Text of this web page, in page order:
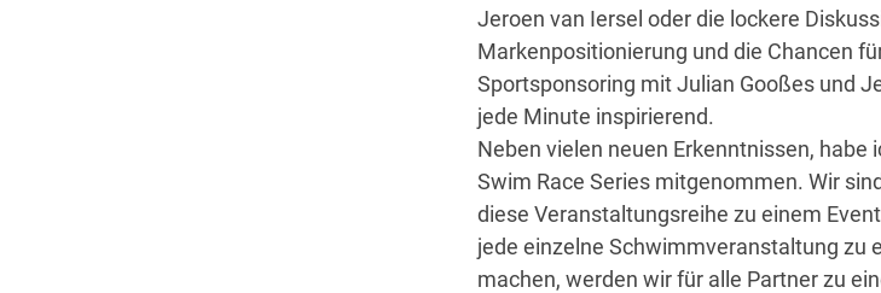
Jeroen van Iersel oder die lockere
Markenpositionierung und die Chancen
Sportsponsoring mit Julian Gooßes und
jede Minute inspirierend.
Neben vielen neuen Erkenntnissen, habe
Swim Race Series mitgenommen. Wir
diese Veranstaltungsreihe zu einem
jede einzelne Schwimmveranstaltung zu
machen, werden wir für alle Partner zu